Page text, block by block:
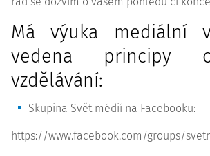
Má výuka mediální
vedena principy
vzdělávání:
Skupina Svět médií na Facebooku:
https://www.facebook.com/groups/